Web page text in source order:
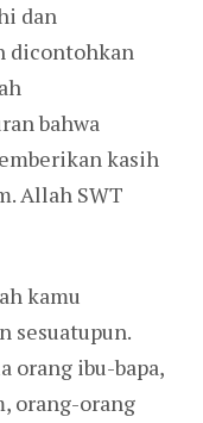
dan
dicontohkan
bahwa
kasih
Allah SWT
kamu
sesuatupun.
orang ibu-bapa,
orang-orang